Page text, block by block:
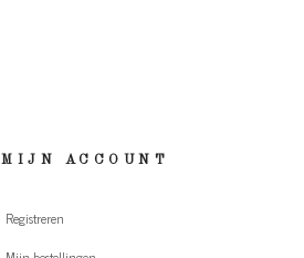
MIJN ACCOUNT
Registreren